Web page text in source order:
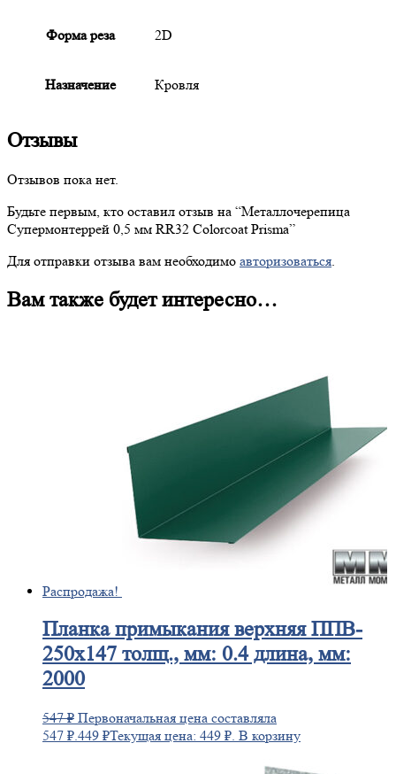
Форма реза 2D
Назначение Кровля
Отзывы
Отзывов пока нет.
Будьте первым, кто оставил отзыв на “Металлочерепица
Супермонтеррей 0,5 мм RR32 Colorcoat Prisma”
Для отправки отзыва вам необходимо авторизоваться
Вам также будет интересно…
Распродажа!
Планкапримыкания верхняя ППВ-
250х147 толщ., мм: 0.4 длина, мм:
2000
547₽ Первоначальная цена составляла
547 ₽.449 ₽Текущая цена: 449 ₽. В корзину